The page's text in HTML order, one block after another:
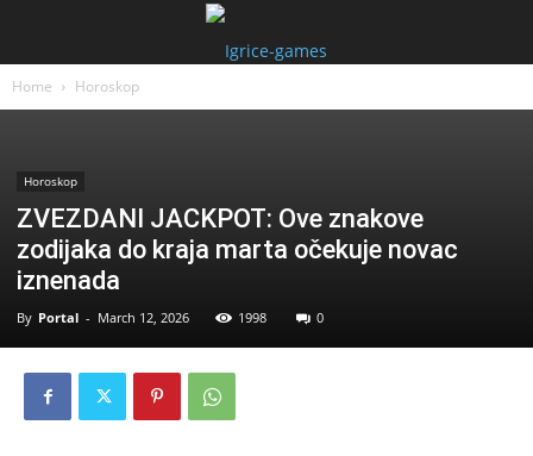
Home Horoskop
Horoskop
ZVEZDANI JACKPOT: Ove znakove
zodijaka do kraja marta očekuje novac
iznenada
By Portal - March 12, 2026 1998 0